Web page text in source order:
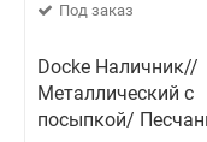
Под заказ
Docke Наличник//
Металлический с
посыпкой/